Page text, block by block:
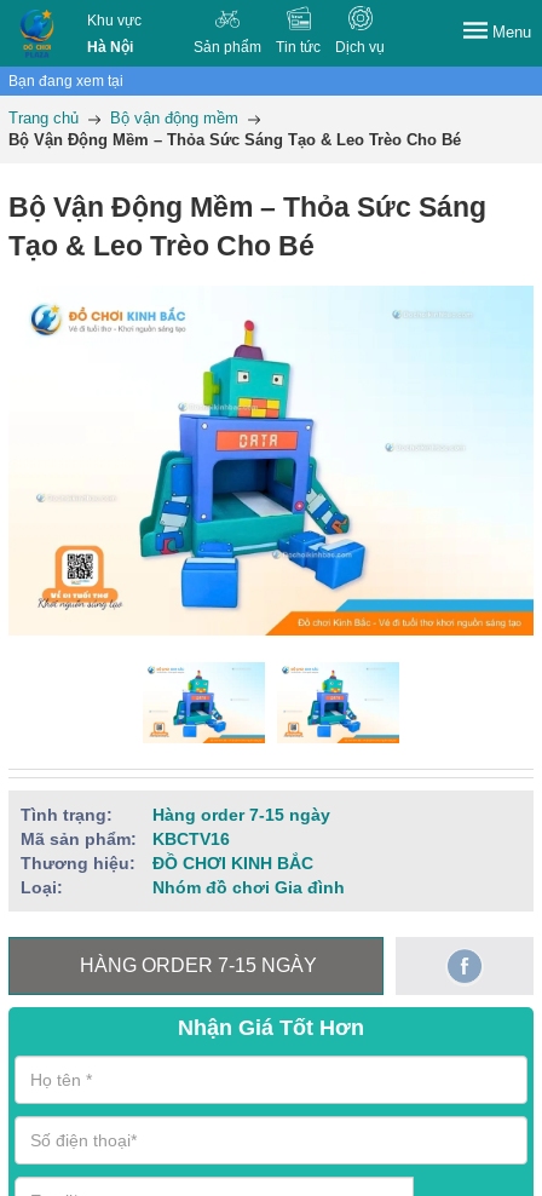
Khu vực
Hà Nội
Sản phẩm Tin tức Dịch vụ
Menu
Bạn đang xem tại
Trang chủ
Bộ vận động mềm
Bộ Vận Động Mềm – Thỏa Sức Sáng Tạo & Leo Trèo Cho Bé
Bộ Vận Động Mềm – Thỏa Sức Sáng
Tạo & Leo Trèo Cho Bé
Tình trạng:
Hàng order 7-15 ngày
Mã sản phẩm:
KBCTV16
Thương hiệu:
ĐỒ CHƠI KINH BẮC
Loại:
Nhóm đồ chơi Gia đình
HÀNG ORDER 7-15 NGÀY
Nhận Giá Tốt Hơn